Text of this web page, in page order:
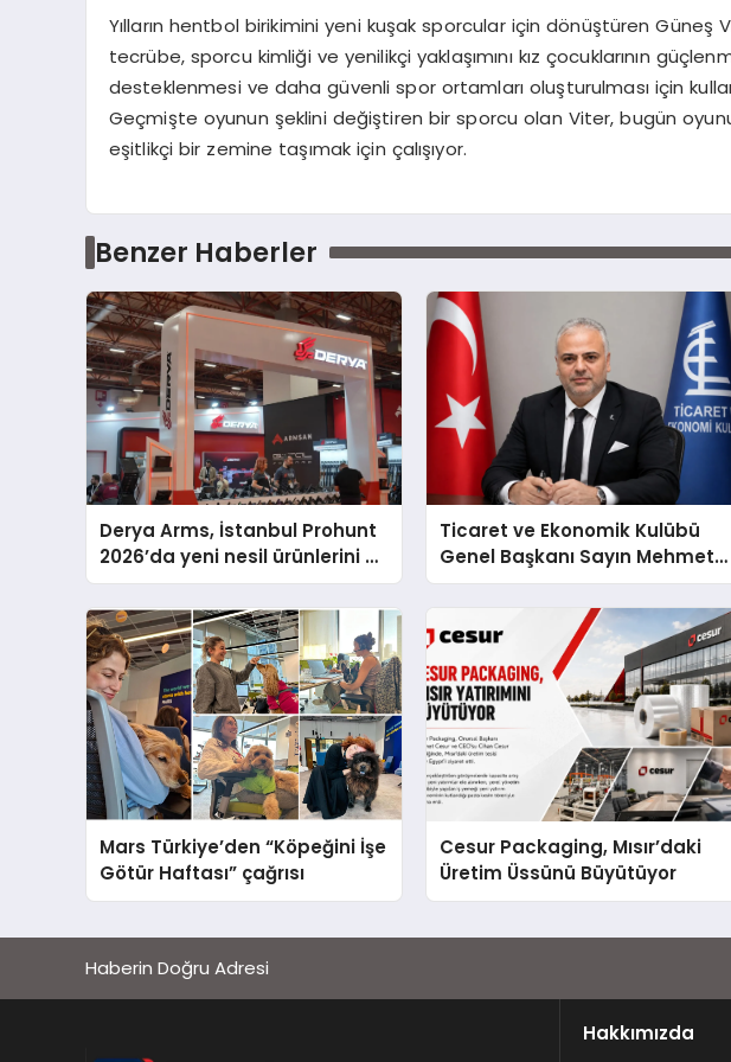
Yılların hentbol birikimini yeni kuşak sporcular için dönüştüren
tecrübe, sporcu kimliği ve yenilikçi yaklaşımını kız çocuklarının
desteklenmesi ve daha güvenli spor ortamları oluşturulması için
Geçmişte oyunun şeklini değiştiren bir sporcu olan Viter, bugün
eşitlikçi bir zemine taşımak için çalışıyor.
Benzer Haberler
Derya Arms, İstanbul Prohunt
2026’da yeni nesil ürünlerini ve
global marka vizyonunu
sergiledi
Ticaret ve Ekonomik Kulübü
Genel Başkanı Sayın Mehmet
Ulutaş, ekonomiye dair yaptığı
açıklamada şunları kaydetti:
Mars Türkiye’den “Köpeğini İşe
Götür Haftası” çağrısı
Cesur Packaging, Mısır’daki
Üretim Üssünü Büyütüyor
Haberin Doğru Adresi
Hakkımızda